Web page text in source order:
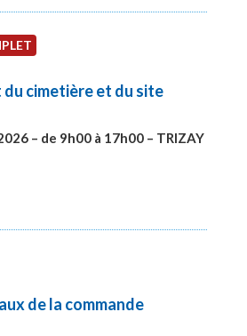
du cimetière et du site
– de 9h00 à 17h00 – TRIZAY
de la commande